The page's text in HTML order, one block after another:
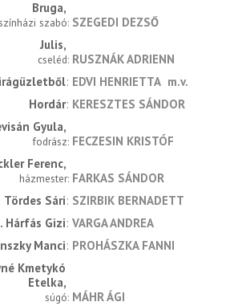
Bruga
szabó SZEGEDI DEZSŐ
Julis
cseléd RUSZNÁK ADRIENN
EDVI HENRIETTA m.v.
Hordár KERESZTES SÁNDOR
Gyula
fodrász FECZESIN KRISTÓF
Ferenc
házmester FARKAS SÁNDOR
Tördes Sári SZIRBIK BERNADETT
Hárfás Gizi VARGA ANDREA
Manci PROHÁSZKA FANNI
Kmetykó
Etelka
súgó MÁHR ÁGI